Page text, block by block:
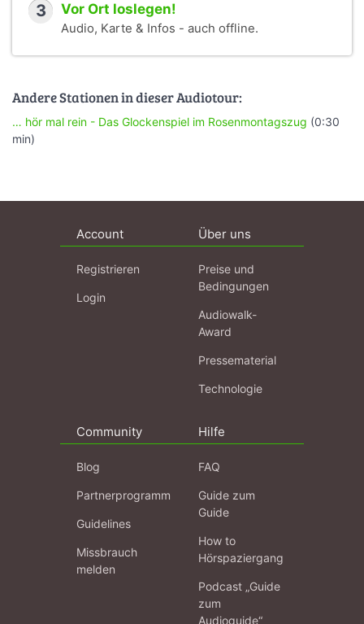
3 Vor Ort loslegen!
Audio, Karte & Infos - auch offline.
Andere Stationen in dieser Audiotour:
… hör mal rein - Das Glockenspiel im Rosenmontagszug (0:30
min)
Account
Registrieren
Login
Über uns
Preise und
Bedingungen
Audiowalk-
Award
Pressematerial
Technologie
Community
Blog
Partnerprogramm
Guidelines
Missbrauch
melden
Hilfe
FAQ
Guide zum
Guide
How to
Hörspaziergang
Podcast „Guide
zum
Audioguide“